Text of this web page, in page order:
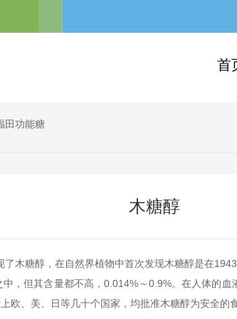
首
田功能糖
木糖醇
木糖醇，在自然界植物中首次发现木糖醇是在
，但其含量都不高，0.014%～0.9%。在人体的
欧、美、日等几十个国家，均批准木糖醇为安全的